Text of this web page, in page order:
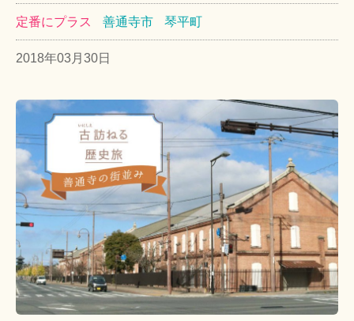
定番にプラス 善通寺市 琴平町
2018年03月30日